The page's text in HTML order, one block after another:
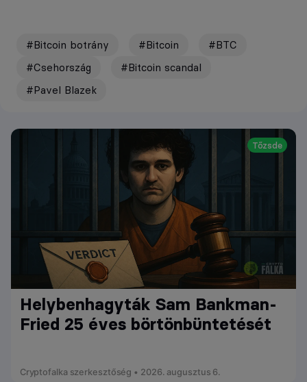
#Bitcoin botrány #Bitcoin
#BTC
#Csehország
#Bitcoin scandal
#Pavel Blazek
Tőzsde
Helybenhagyták Sam Bankman-
Fried 25 éves börtönbüntetését
Cryptofalka szerkesztőség • 2026. augusztus 6.